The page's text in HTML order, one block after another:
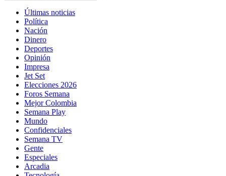
Últimas noticias
Política
Nación
Dinero
Deportes
Opinión
Impresa
Jet Set
Elecciones 2026
Foros Semana
Mejor Colombia
Semana Play
Mundo
Confidenciales
Semana TV
Gente
Especiales
Arcadia